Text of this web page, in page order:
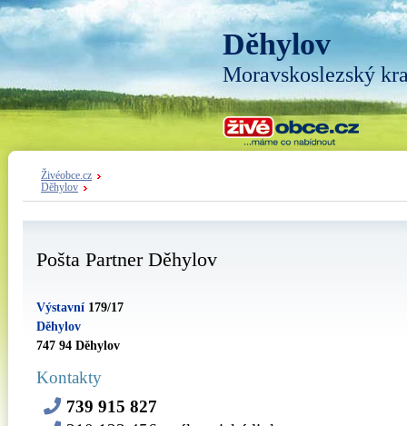
Děhylov
Moravskoslezský
Živéobce.cz
Děhylov
Pošta Partner Děhylov
Výstavní 179/17
Děhylov
747 94 Děhylov
Kontakty
739 915 827